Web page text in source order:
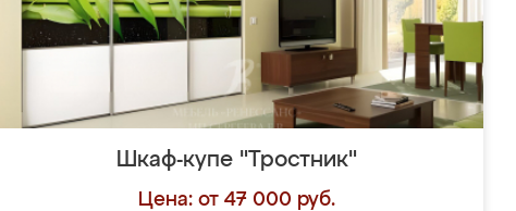
Шкаф-купе "Тростник"
Цена: от 47 000 руб.